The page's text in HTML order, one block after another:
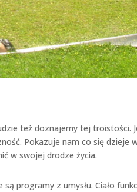
też doznajemy tej troistości.
Pokazuje nam co się dzieje
w swojej drodze życia.
programy z umysłu. Ciało